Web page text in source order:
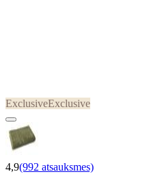
ExclusiveExclusive
4,9(992 atsauksmes)